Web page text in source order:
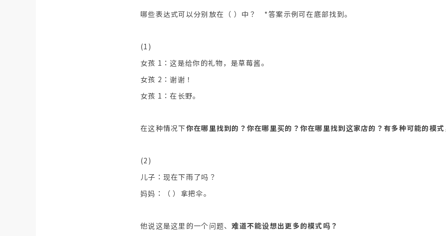
哪些表达式可以分别放在（ ）中？ *答案示例可在底部找到。
(1)
女孩 1：这是给你的礼物，是草莓酱。
女孩 2：谢谢！
女孩 1：在长野。
在这种情况下你在哪里找到的？你在哪里买的？你在哪里找到这家店的？有多种可能的模
(2)
儿子：现在下雨了吗？
妈妈：（ ）拿把伞。
他说这是这里的一个问题、难道不能设想出更多的模式吗？